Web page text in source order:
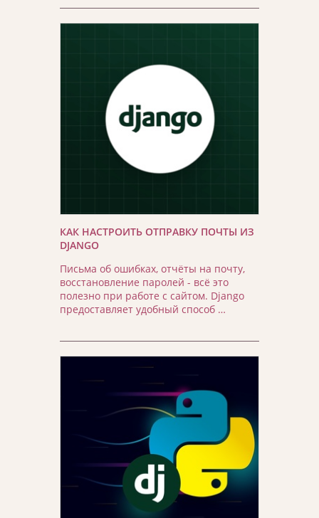
КАК НАСТРОИТЬ ОТПРАВКУ ПОЧТЫ ИЗ
DJANGO
Письма об ошибках, отчёты на почту,
восстановление паролей - всё это
полезно при работе с сайтом. Django
предоставляет удобный способ …